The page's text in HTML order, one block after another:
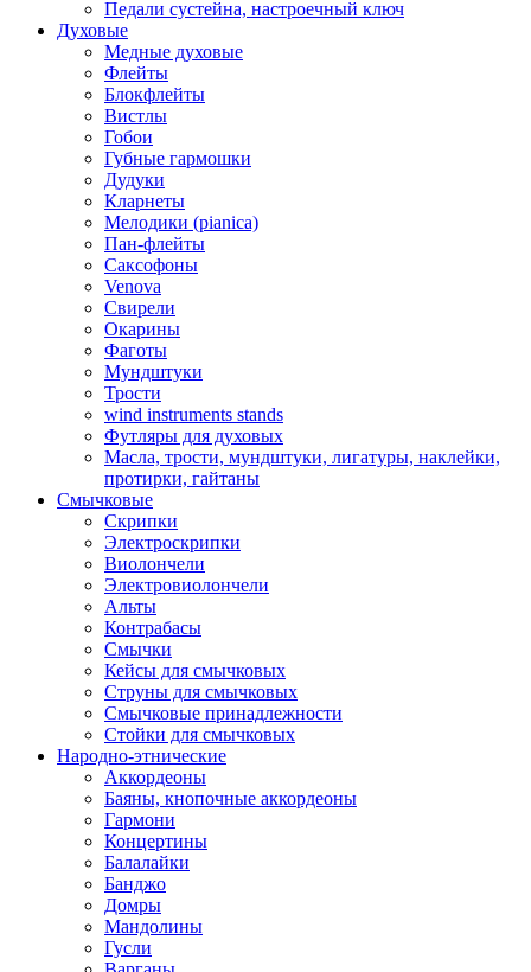
Педали сустейна, настроечный ключ
Духовые
Медные духовые
Флейты
Блокфлейты
Вистлы
Гобои
Губные гармошки
Дудуки
Кларнеты
Мелодики (pianica)
Пан-флейты
Саксофоны
Venova
Свирели
Окарины
Фаготы
Мундштуки
Трости
wind instruments stands
Футляры для духовых
Масла, трости, мундштуки, лигатуры, наклейки,
протирки, гайтаны
Смычковые
Скрипки
Электроскрипки
Виолончели
Электровиолончели
Альты
Контрабасы
Смычки
Кейсы для смычковых
Струны для смычковых
Смычковые принадлежности
Стойки для смычковых
Народно-этнические
Аккордеоны
Баяны, кнопочные аккордеоны
Гармони
Концертины
Балалайки
Банджо
Домры
Мандолины
Гусли